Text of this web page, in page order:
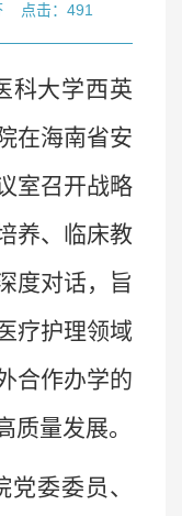
点击： 491
科大学西英
在海南省安
室召开战略
养、临床教
度对话， 旨
疗护理领域
合作办学的
质量发展。
委委员、